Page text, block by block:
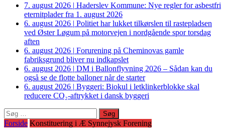
7. august 2026 | Haderslev Kommune: Nye regler for asbestfri
eternitplader fra 1. august 2026
6. august 2026 | Politiet har lukket tilkørslen til rastepladsen
ved Øster Løgum på motorvejen i nordgående spor torsdag
aften
6. august 2026 | Forurening på Cheminovas gamle
fabriksgrund bliver nu indkapslet
6. august 2026 | DM i Ballonflyvning 2026 – Sådan kan du
også se de flotte balloner når de starter
6. august 2026 | Byggeri: Biokul i letklinkerblokke skal
reducere CO₂-aftrykket i dansk byggeri
Søg
efter:
Forside Konstituering i Æ Synnejysk Forening